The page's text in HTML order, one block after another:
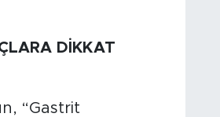
DİKKAT
“Gastrit